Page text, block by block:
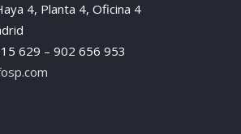
4, Planta 4, Oficina 4
629 – 902 656 953